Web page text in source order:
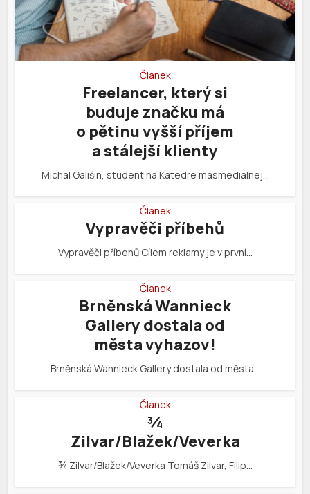
Článek
Freelancer, který si
buduje značku má
o pětinu vyšší příjem
a stálejší klienty
Michal Gališin, student na Katedre masmediálnej…
Článek
Vypravěči příbehů
Vypravěči příbehů Cílem reklamy je v první…
Článek
Brněnská Wannieck
Gallery dostala od
města vyhazov!
Brněnská Wannieck Gallery dostala od města…
Článek
¾
Zilvar/Blažek/Veverka
¾ Zilvar/Blažek/Veverka Tomáš Zilvar, Filip…